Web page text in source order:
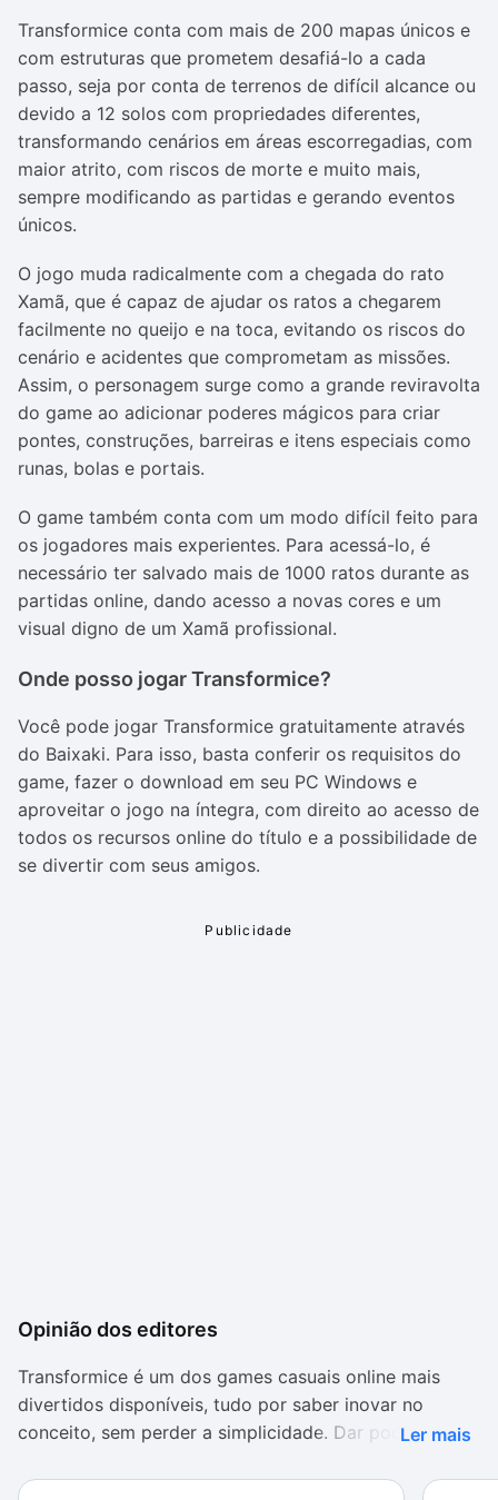
Transformice conta com mais de 200 mapas únicos e
com estruturas que prometem desafiá-lo a cada
passo, seja por conta de terrenos de difícil alcance ou
devido a 12 solos com propriedades diferentes,
transformando cenários em áreas escorregadias, com
maior atrito, com riscos de morte e muito mais,
sempre modificando as partidas e gerando eventos
únicos.
O jogo muda radicalmente com a chegada do rato
Xamã, que é capaz de ajudar os ratos a chegarem
facilmente no queijo e na toca, evitando os riscos do
cenário e acidentes que comprometam as missões.
Assim, o personagem surge como a grande reviravolta
do game ao adicionar poderes mágicos para criar
pontes, construções, barreiras e itens especiais como
runas, bolas e portais.
O game também conta com um modo difícil feito para
os jogadores mais experientes. Para acessá-lo, é
necessário ter salvado mais de 1000 ratos durante as
partidas online, dando acesso a novas cores e um
visual digno de um Xamã profissional.
Onde posso jogar Transformice?
Você pode jogar Transformice gratuitamente através
do Baixaki. Para isso, basta conferir os requisitos do
game, fazer o download em seu PC Windows e
aproveitar o jogo na íntegra, com direito ao acesso de
todos os recursos online do título e a possibilidade de
se divertir com seus amigos.
Opinião dos editores
Transformice é um dos games casuais online mais
divertidos disponíveis, tudo por saber inovar no
conceito, sem perder a simplicidade. Dar poderes
forma de abrir uma nova possibilidade de jogo e
Ler mais